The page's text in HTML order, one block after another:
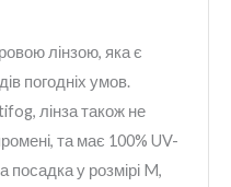
лінзою, яка є
погодніх умов.
лінза також не
та має 100% UV-
у розмірі M,